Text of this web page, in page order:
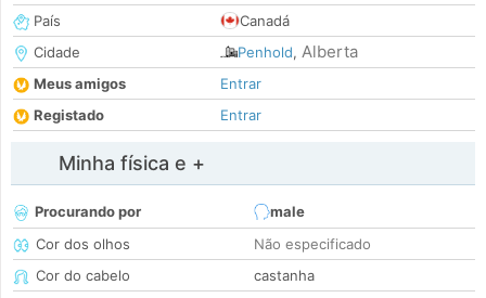
País
Canadá
Cidade
Penhold, Alberta
Meus amigos
Entrar
Registado
Entrar
Minha física e +
Procurando por
male
Cor dos olhos
Não especificado
Cor do cabelo
castanha